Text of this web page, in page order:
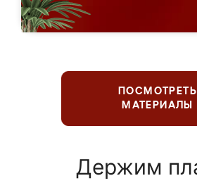
ПОСМОТРЕТЬ
МАТЕРИАЛЫ
Держим